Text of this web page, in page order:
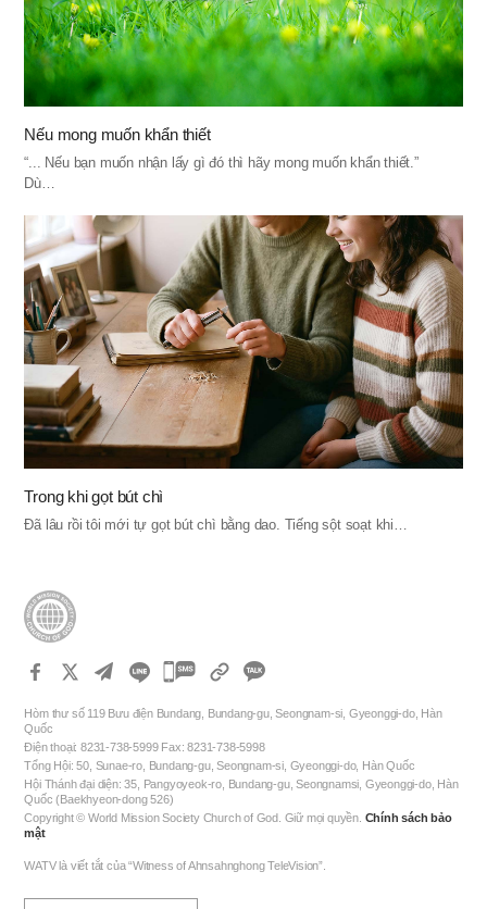
Nếu mong muốn khẩn thiết
“... Nếu bạn muốn nhận lấy gì đó thì hãy mong muốn khẩn thiết.”
Dù…
Trong khi gọt bút chì
Đã lâu rồi tôi mới tự gọt bút chì bằng dao. Tiếng sột soạt khi…
카
오
톡
공
하
Hòm thư số 119 Bưu điện Bundang, Bundang-gu, Seongnam-si, Gyeonggi-do, Hàn
Quốc
Điện thoại: 8231-738-5999 Fax: 8231-738-5998
Tổng Hội: 50, Sunae-ro, Bundang-gu, Seongnam-si, Gyeonggi-do, Hàn Quốc
Hội Thánh đại diện: 35, Pangyoyeok-ro, Bundang-gu, Seongnamsi, Gyeonggi-do, Hàn
Quốc (Baekhyeon-dong 526)
Copyright © World Mission Society Church of God. Giữ mọi quyền. Chính sách bảo
mật
WATV là viết tắt của “Witness of Ahnsahnghong TeleVision”.